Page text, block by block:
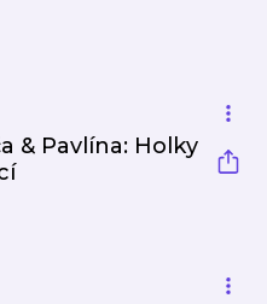
& Pavlína: Holky